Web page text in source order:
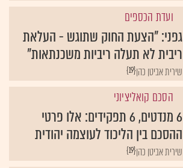
ועדת הכספים
גפני: "הצעת החוק שתוגש - העלאת
ריבית לא תעלה ריביות משכנתאות"
{19}שירית אביטן כהן
הסכם קואליציוני
6 מנדטים, 6 תפקידים: אלו פרטי
ההסכם בין הליכוד לעוצמה יהודית
{19}שירית אביטן כהן